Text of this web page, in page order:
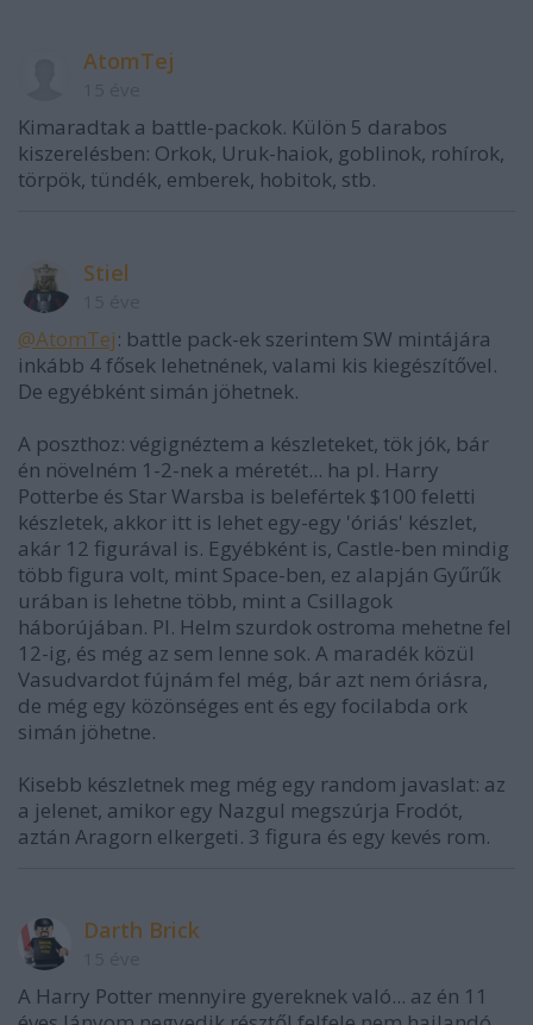
AtomTej
Kimaradtak a battle-packok. Külön 5 darabos
kiszerelésben: Orkok, Uruk-haiok, goblinok, rohírok,
törpök, tündék, emberek, hobitok, stb.
Stiel
@AtomTej: battle pack-ek szerintem SW mintájára
inkább 4 fősek lehetnének, valami kis kiegészítővel.
De egyébként simán jöhetnek.
A poszthoz: végignéztem a készleteket, tök jók, bár
én növelném 1-2-nek a méretét... ha pl. Harry
Potterbe és Star Warsba is belefértek $100 feletti
készletek, akkor itt is lehet egy-egy 'óriás' készlet,
akár 12 figurával is. Egyébként is, Castle-ben mindig
több figura volt, mint Space-ben, ez alapján Gyűrűk
urában is lehetne több, mint a Csillagok
háborújában. Pl. Helm szurdok ostroma mehetne fel
12-ig, és még az sem lenne sok. A maradék közül
Vasudvardot fújnám fel még, bár azt nem óriásra,
de még egy közönséges ent és egy focilabda ork
simán jöhetne.
Kisebb készletnek meg még egy random javaslat: az
a jelenet, amikor egy Nazgul megszúrja Frodót,
aztán Aragorn elkergeti. 3 figura és egy kevés rom.
Darth Brick
A Harry Potter mennyire gyereknek való... az én 11